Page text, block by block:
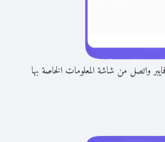
واتصل من شاشة المعلومات الخاصة بها